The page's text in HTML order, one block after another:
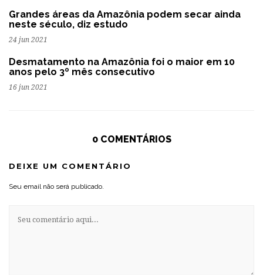
Grandes áreas da Amazônia podem secar ainda
neste século, diz estudo
24 jun 2021
Desmatamento na Amazônia foi o maior em 10
anos pelo 3º mês consecutivo
16 jun 2021
0 COMENTÁRIOS
DEIXE UM COMENTÁRIO
Seu email não será publicado.